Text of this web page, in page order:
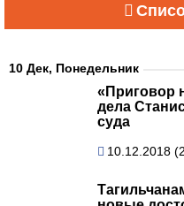
10 Дек, Понедельник
«Приговор
дела
суда
10.12.2018